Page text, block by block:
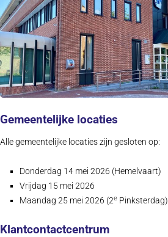
Gemeentelijke locaties
Alle gemeentelijke locaties zijn gesloten op:
Donderdag 14 mei 2026 (Hemelvaart)
Vrijdag 15 mei 2026
Maandag 25 mei 2026 (2e Pinksterdag)
Klantcontactcentrum